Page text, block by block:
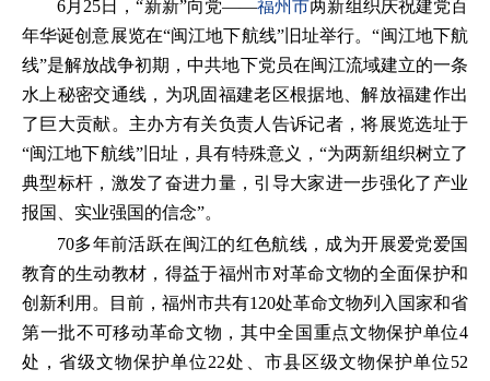
6月25日，“新新”向党——福州市两新组织庆祝建党百
年华诞创意展览在“闽江地下航线”旧址举行。“闽江地下航
线”是解放战争初期，中共地下党员在闽江流域建立的一条
水上秘密交通线，为巩固福建老区根据地、解放福建作出
了巨大贡献。主办方有关负责人告诉记者，将展览选址于
“闽江地下航线”旧址，具有特殊意义，“为两新组织树立了
典型标杆，激发了奋进力量，引导大家进一步强化了产业
报国、实业强国的信念”。
70多年前活跃在闽江的红色航线，成为开展爱党爱国
教育的生动教材，得益于福州市对革命文物的全面保护和
创新利用。目前，福州市共有120处革命文物列入国家和省
第一批不可移动革命文物，其中全国重点文物保护单位4
处，省级文物保护单位22处、市县区级文物保护单位52